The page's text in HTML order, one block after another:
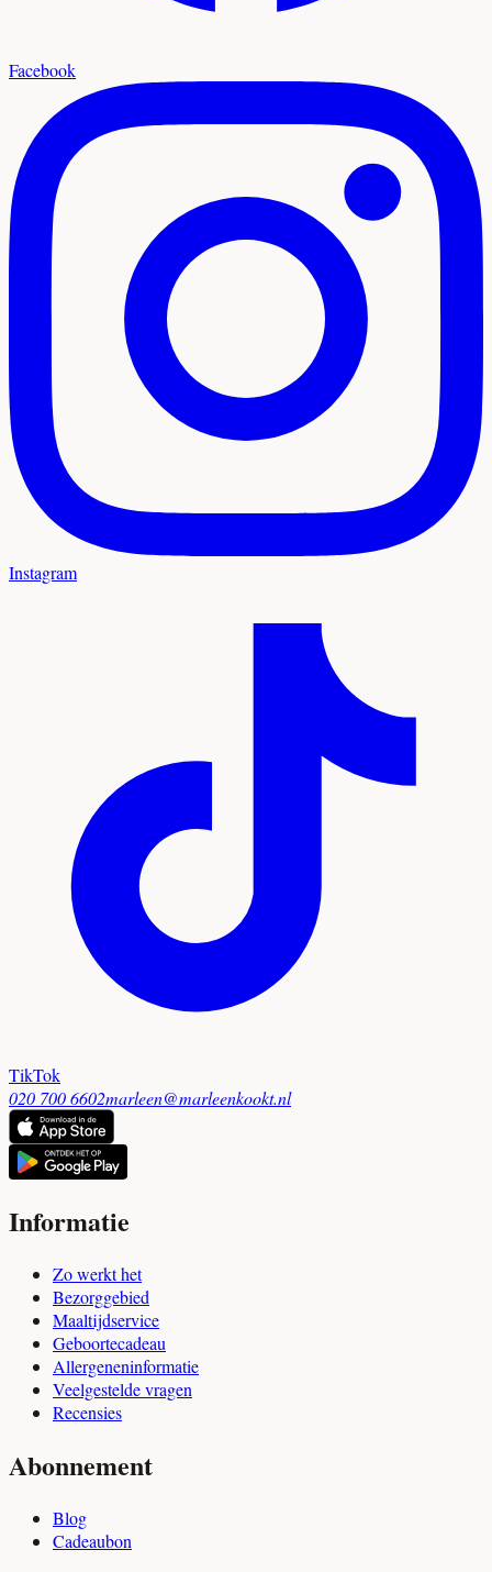
Facebook
Instagram
TikTok
020 700 6602marleen@marleenkookt.nl
Informatie
Zo werkt het
Bezorggebied
Maaltijdservice
Geboortecadeau
Allergeneninformatie
Veelgestelde vragen
Recensies
Abonnement
Blog
Cadeaubon